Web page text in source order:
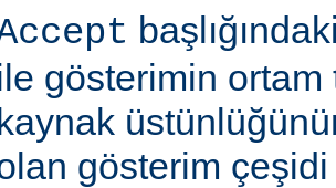
gösterimin
gösterim